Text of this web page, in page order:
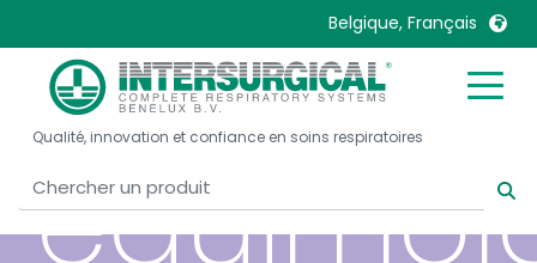
Belgique, Français
United Kingdom
United States
Australia
Italia
Qualité, innovation et confiance en soins respiratoires
du